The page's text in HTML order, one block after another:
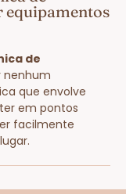
equipamentos
de
nenhum
que envolve
em pontos
facilmente